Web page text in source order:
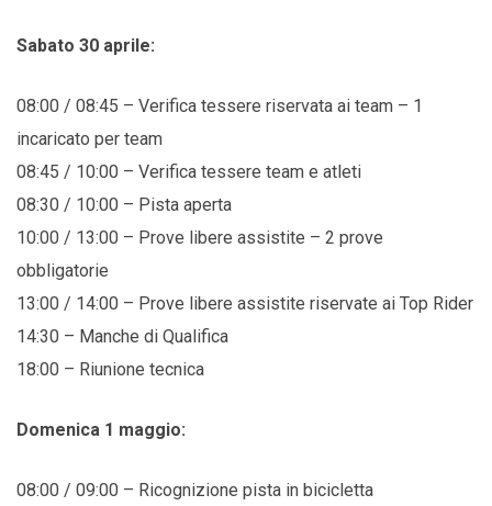
Sabato 30 aprile:
08:00 / 08:45 – Verifica tessere riservata ai team – 1
incaricato per team
08:45 / 10:00 – Verifica tessere team e atleti
08:30 / 10:00 – Pista aperta
10:00 / 13:00 – Prove libere assistite – 2 prove
obbligatorie
13:00 / 14:00 – Prove libere assistite riservate ai Top Rider
14:30 – Manche di Qualifica
18:00 – Riunione tecnica
Domenica 1 maggio:
08:00 / 09:00 – Ricognizione pista in bicicletta